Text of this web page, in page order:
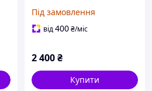
напольный світло-
бежевий, IKEA RODFLIK
Під замовлення
від400₴/міс
2 400₴
Купити